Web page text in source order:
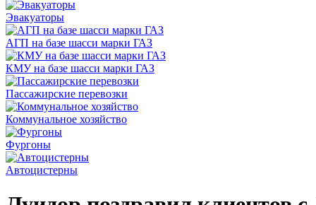
Эвакуаторы
АГП на базе шасси марки ГАЗ
КМУ на базе шасси марки ГАЗ
Пассажирские перевозки
Коммунальное хозяйство
Фургоны
Автоцистерны